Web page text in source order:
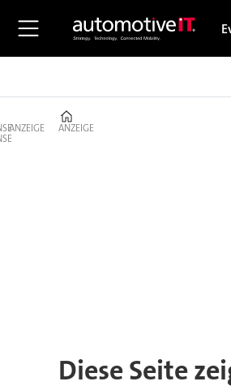
ANZEIGE ANZEIGE
Diese Seite